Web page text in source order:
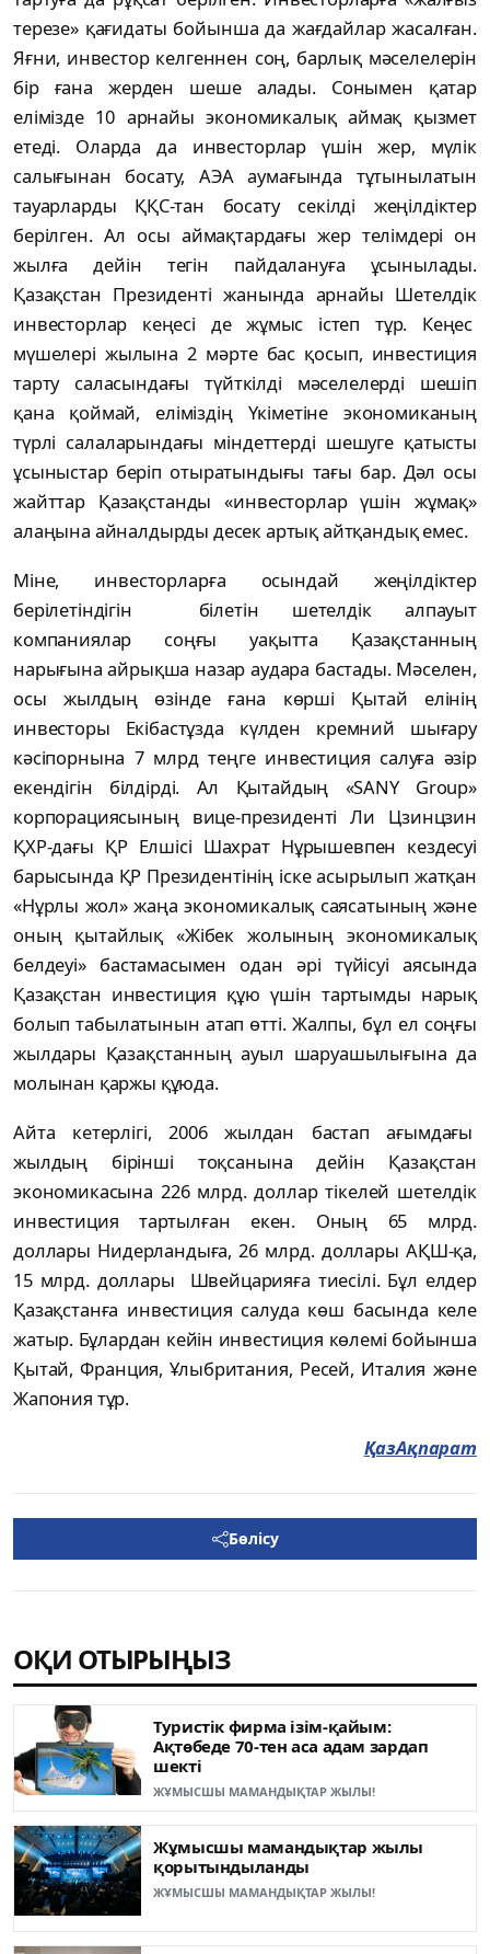
терезе» қағидаты бойынша да жағдайлар жасалған.
Яғни, инвестор келгеннен соң, барлық мәселелерін
бір ғана жерден шеше алады. Сонымен қатар
елімізде 10 арнайы экономикалық аймақ қызмет
етеді. Оларда да инвесторлар үшін жер, мүлік
салығынан босату, АЭА аумағында тұтынылатын
тауарларды ҚҚС-тан босату секілді жеңілдіктер
берілген. Ал осы аймақтардағы жер телімдері он
жылға дейін тегін пайдалануға ұсынылады.
Қазақстан Президенті жанында арнайы Шетелдік
инвесторлар кеңесі де жұмыс істеп тұр. Кеңес
мүшелері жылына 2 мәрте бас қосып, инвестиция
тарту саласындағы түйткілді мәселелерді шешіп
қана қоймай, еліміздің Үкіметіне экономиканың
түрлі салаларындағы міндеттерді шешуге қатысты
ұсыныстар беріп отыратындығы тағы бар. Дәл осы
жайттар Қазақстанды «инвесторлар үшін жұмақ»
алаңына айналдырды десек артық айтқандық емес.
Міне, инвесторларға осындай жеңілдіктер
берілетіндігін білетін шетелдік алпауыт
компаниялар соңғы уақытта Қазақстанның
нарығына айрықша назар аудара бастады. Мәселен,
осы жылдың өзінде ғана көрші Қытай елінің
инвесторы Екібастұзда күлден кремний шығару
кәсіпорнына 7 млрд теңге инвестиция салуға әзір
екендігін білдірді. Ал Қытайдың «SANY Group»
корпорациясының вице-президенті Ли Цзинцзин
ҚХР-дағы ҚР Елшісі Шахрат Нұрышевпен кездесуі
барысында ҚР Президентінің іске асырылып жатқан
«Нұрлы жол» жаңа экономикалық саясатының және
оның қытайлық «Жібек жолының экономикалық
белдеуі» бастамасымен одан әрі түйісуі аясында
Қазақстан инвестиция құю үшін тартымды нарық
болып табылатынын атап өтті. Жалпы, бұл ел соңғы
жылдары Қазақстанның ауыл шаруашылығына да
молынан қаржы құюда.
Айта кетерлігі, 2006 жылдан бастап ағымдағы
жылдың бiрiншi тоқсанына дейiн Қазақстан
экономикасына 226 млрд. доллар тікелей шетелдiк
инвестиция тартылған екен. Оның 65 млрд.
доллары Нидерландыға, 26 млрд. доллары АҚШ-қа,
15 млрд. доллары Швейцарияға тиесілі. Бұл елдер
Қазақстанға инвестиция салуда көш басында келе
жатыр. Бұлардан кейін инвестиция көлемі бойынша
Қытай, Франция, Ұлыбритания, Ресей, Италия және
Жапония тұр.
ҚазАқпарат
Бөлісу
ОҚИ ОТЫРЫҢЫЗ
Туристік фирма ізім-қайым:
Ақтөбеде 70-тен аса адам зардап
шекті
ЖҰМЫСШЫ МАМАНДЫҚТАР ЖЫЛЫ!
Жұмысшы мамандықтар жылы
қорытындыланды
ЖҰМЫСШЫ МАМАНДЫҚТАР ЖЫЛЫ!